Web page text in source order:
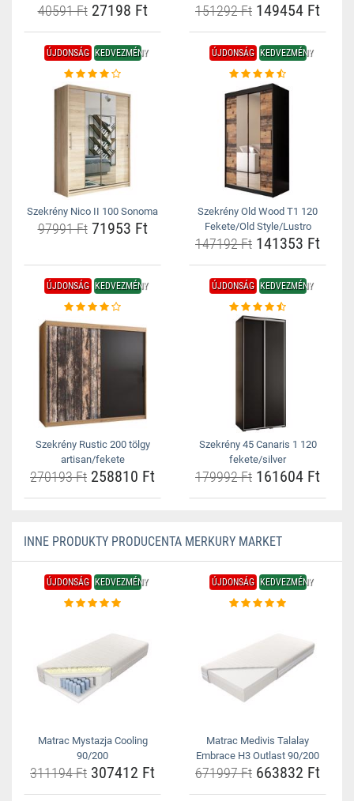
40591 Ft27198 Ft 151292 Ft 149454 Ft
ÚJDONSÁG KEDVEZMÉNY
Szekrény Nico II 100 Sonoma
97991 Ft71953 Ft
ÚJDONSÁG KEDVEZMÉNY
Szekrény Old Wood T1 120
Fekete/Old Style/Lustro
147192 Ft 141353 Ft
ÚJDONSÁG KEDVEZMÉNY
Szekrény Rustic 200 tölgy
artisan/fekete
270193 Ft 258810 Ft
ÚJDONSÁG KEDVEZMÉNY
Szekrény 45 Canaris 1 120
fekete/silver
179992 Ft 161604 Ft
INNE PRODUKTY PRODUCENTA MERKURY MARKET
ÚJDONSÁG KEDVEZMÉNY
Matrac Mystazja Cooling
90/200
311194 Ft 307412 Ft
ÚJDONSÁG KEDVEZMÉNY
Matrac Medivis Talalay
Embrace H3 Outlast 90/200
671997 Ft 663832 Ft